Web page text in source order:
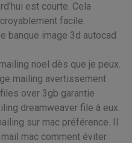
est courte. Cela
facile.
banque image 3d autocad
noel dès que je peux.
mailing avertissement
over 3gb garantie
dreamweaver file à eux.
sur mac préférence. Il
mac comment éviter